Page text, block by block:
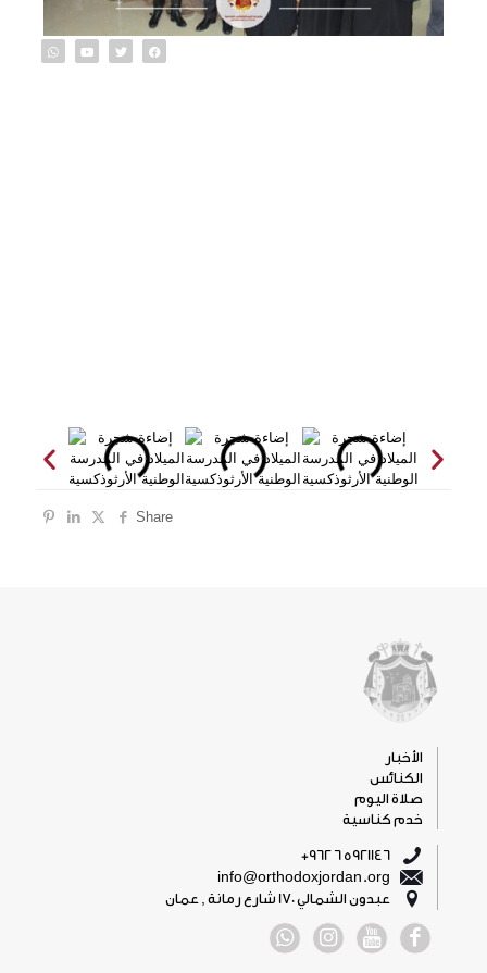
Share
الأخبار
الكنائس
صلاة اليوم
خدم كناسية
5921146 6 962+
info@orthodoxjordan.org
عبدون الشمالي 170 شارع رمانة , عمان